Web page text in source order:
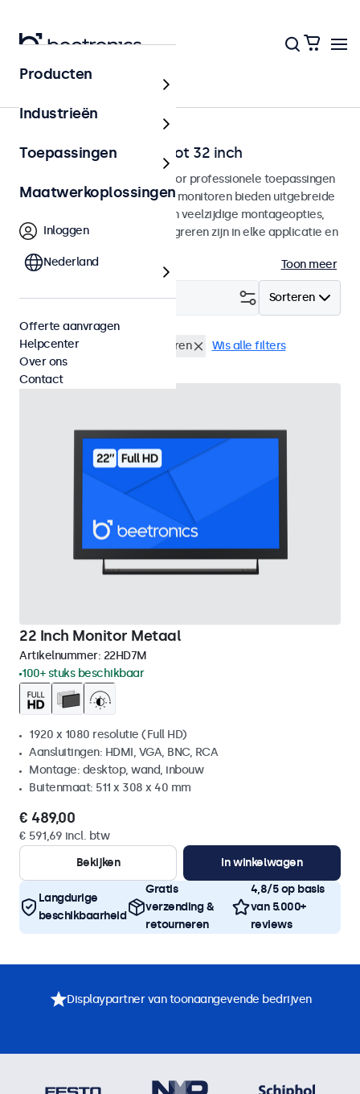
Home
BNC monitoren van 7 tot 32 inch
BNC monitoren ontworpen voor professionele toepassingen
en continu gebruik. Deze BNC monitoren bieden uitgebreide
configuratiemogelijkheden en veelzijdige montageopties,
waarmee ze naadloos te integreren zijn in elke applicatie en
Toon meer
Sorteren
Filter (1)
BNC (CVBS) 22 inch monitoren Wis alle filters
22 Inch Monitor Metaal
Artikelnummer: 22HD7M
100+ stuks beschikbaar
1920 x 1080 resolutie (Full HD)
Aansluitingen: HDMI, VGA, BNC, RCA
Montage: desktop, wand, inbouw
Buitenmaat: 511 x 308 x 40 mm
€ 489,00
€ 591,69 incl. btw
Bekijken
In winkelwagen
Langdurige
beschikbaarheid
Gratis
verzending &
retourneren
4,8/5 op basis
van 5.000+
reviews
Producten
Industrieën
Toepassingen
Maatwerkoplossingen
Inloggen
Nederland
Offerte aanvragen
Helpcenter
Over ons
Contact
Displaypartner van toonaangevende bedrijven